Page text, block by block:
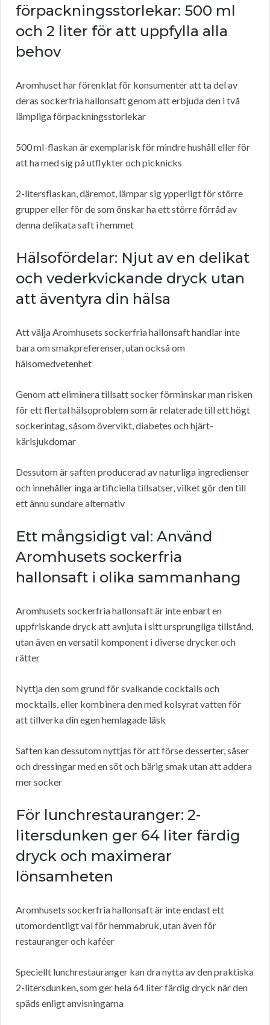
förpackningsstorlekar: 500 ml
och 2 liter för att uppfylla alla
behov
Aromhuset har förenklat för konsumenter att ta del av
deras sockerfria hallonsaft genom att erbjuda den i två
lämpliga förpackningsstorlekar
500 ml-flaskan är exemplarisk för mindre hushåll eller för
att ha med sig på utflykter och picknicks
2-litersflaskan, däremot, lämpar sig ypperligt för större
grupper eller för de som önskar ha ett större förråd av
denna delikata saft i hemmet
Hälsofördelar: Njut av en delikat
och vederkvickande dryck utan
att äventyra din hälsa
Att välja Aromhusets sockerfria hallonsaft handlar inte
bara om smakpreferenser, utan också om
hälsomedvetenhet
Genom att eliminera tillsatt socker förminskar man risken
för ett flertal hälsoproblem som är relaterade till ett högt
sockerintag, såsom övervikt, diabetes och hjärt-
kärlsjukdomar
Dessutom är saften producerad av naturliga ingredienser
och innehåller inga artificiella tillsatser, vilket gör den till
ett ännu sundare alternativ
Ett mångsidigt val: Använd
Aromhusets sockerfria
hallonsaft i olika sammanhang
Aromhusets sockerfria hallonsaft är inte enbart en
uppfriskande dryck att avnjuta i sitt ursprungliga tillstånd,
utan även en versatil komponent i diverse drycker och
rätter
Nyttja den som grund för svalkande cocktails och
mocktails, eller kombinera den med kolsyrat vatten för
att tillverka din egen hemlagade läsk
Saften kan dessutom nyttjas för att förse desserter, såser
och dressingar med en söt och bärig smak utan att addera
mer socker
För lunchrestauranger: 2-
litersdunken ger 64 liter färdig
dryck och maximerar
lönsamheten
Aromhusets sockerfria hallonsaft är inte endast ett
utomordentligt val för hemmabruk, utan även för
restauranger och kaféer
Speciellt lunchrestauranger kan dra nytta av den praktiska
2-litersdunken, som ger hela 64 liter färdig dryck när den
späds enligt anvisningarna